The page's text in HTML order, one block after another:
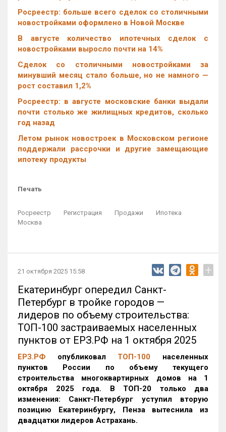
Росреестр: больше всего сделок со столичными
новостройками оформлено в Новой Москве
В августе количество ипотечных сделок с
новостройками выросло почти на 14%
Cделок со столичными новостройками за
минувший месяц стало больше, но не намного —
рост составил 1,2%
Росреестр: в августе московские банки выдали
почти столько же жилищных кредитов, сколько
год назад
Летом рынок новостроек в Московском регионе
поддержали рассрочки и другие замещающие
ипотеку продукты
Печать
Росреестр Регистрация Продажи
Ипотека
Москва
21 октября 2025 15:58 +
Екатеринбург опередил Санкт-
Петербург в тройке городов —
лидеров по объему строительства:
ТОП-100 застраиваемых населенных
пунктов от ЕРЗ.РФ на 1 октября 2025
ЕРЗ.РФ опубликовал ТОП-100 населенных
пунктов России по объему текущего
строительства многоквартирных домов на 1
октября 2025 года. В ТОП-20 только два
изменения: Санкт-Петербург уступил вторую
позицию Екатеринбургу, Пенза вытеснила из
двадцатки лидеров Астрахань.